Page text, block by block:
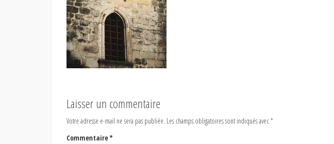
Laisser un commentaire
Votre adresse e-mail ne sera pas publiée. Les champs obligatoires sont indiqués avec*
Commentaire*